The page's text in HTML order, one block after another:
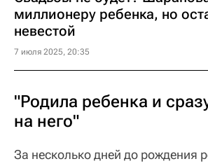
миллионеру ребенка, но
невестой
7 июля 2025, 20:35
"Родила ребенка и
на него"
За несколько дней до рождения